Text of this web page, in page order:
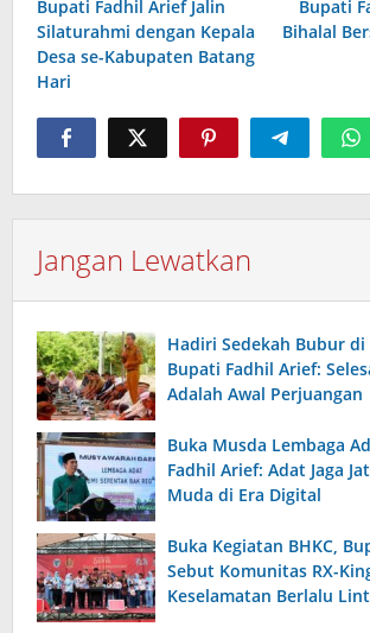
pos
Bupati Fadhil Arief Jalin
Silaturahmi dengan Kepala
Desa se-Kabupaten Batang
Hari
Bupati
Bihalal
Jangan Lewatkan
Hadiri Sedekah Bubur di
Bupati Fadhil Arief:
Adalah Awal Perjuangan
Buka Musda Lembaga
Fadhil Arief: Adat Jaga
Muda di Era Digital
Buka Kegiatan BHKC,
Sebut Komunitas RX-
Keselamatan Berlalu